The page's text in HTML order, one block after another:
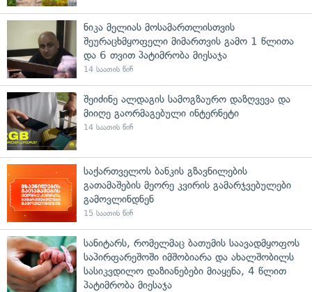
ნიკა მელიას მოსამართლისთვის
შეურაცხმყოფელი მიმართვის გამო 1 წლითა
და 6 თვით პატიმრობა მიესაჯა
14 საათის წინ
შეიძინე ალდაგის სამოგზაურო დაზღვევა და
მიიღე გაორმაგებული ინტერნეტი
14 საათის წინ
საქართველოს ბანკის გზავნილების
გათამაშების მეორე კვირის გამარჯვებულები
გამოვლინდნენ
15 საათის წინ
სანიტარს, რომელმაც ბათუმის საავადმყოფოს
საპირფარეშოში იმშობიარა და ახალშობილს
სასიკვდილო დაზიანებები მიაყენა, 4 წლით
პატიმრობა მიესაჯა